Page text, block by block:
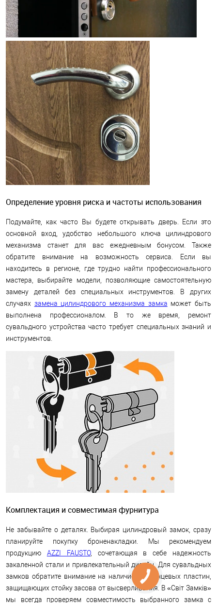
Определение уровня риска и частоты использования
Подумайте, как часто Вы будете открывать дверь. Если это
основной вход, удобство небольшого ключа цилиндрового
механизма станет для вас ежедневным бонусом. Также
обратите внимание на возможность сервиса. Если вы
находитесь в регионе, где трудно найти профессионального
мастера, выбирайте модели, позволяющие самостоятельную
замену деталей без специальных инструментов. В других
случаях замена цилиндрового механизма замка может быть
выполнена профессионалом. В то же время, ремонт
сувальдного устройства часто требует специальных знаний и
инструментов.
Комплектация и совместимая фурнитура
Не забывайте о деталях. Выбирая цилиндровый замок, сразу
планируйте покупку броненакладки. Мы рекомендуем
продукцию AZZI FAUSTO, сочетающая в себе надежность
закаленной стали и привлекательный дизайн. Для сувальдных
замков обратите внимание на наличие марганцевых пластин,
защищающих стойку засова от высверливания. В «Світ Замків»
мы всегда проверяем совместимость выбранного замка с